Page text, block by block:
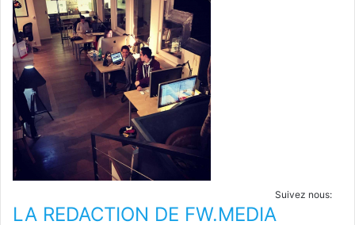
Suivez nous:
LA REDACTION DE FW.MEDIA